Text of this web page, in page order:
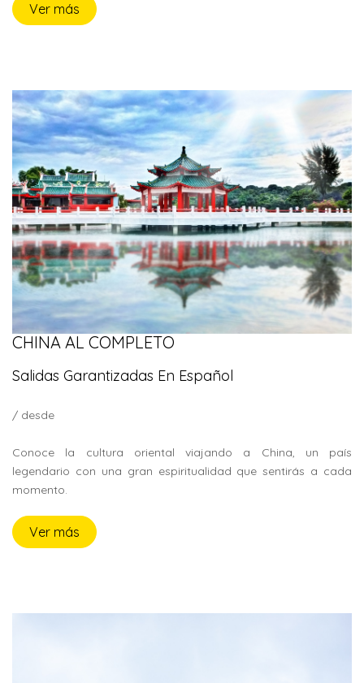
Ver más
CHINA AL COMPLETO
Salidas Garantizadas En Español
/ desde
Conoce la cultura oriental viajando a China, un país
legendario con una gran espiritualidad que sentirás a cada
momento.
Ver más